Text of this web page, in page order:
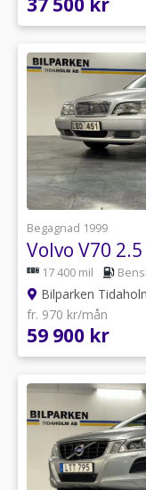
Begagnad 1999
Volvo V70 2.5
17 400 mil
Bilparken
fr. 970 kr/mån
59 900 kr